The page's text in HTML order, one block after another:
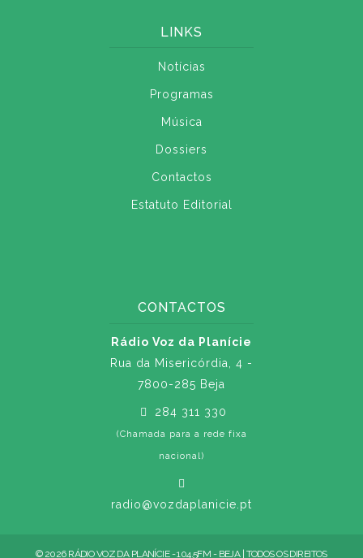
LINKS
Notícias
Programas
Música
Dossiers
Contactos
Estatuto Editorial
CONTACTOS
Rádio Voz da Planície
Rua da Misericórdia, 4 -
7800-285 Beja
284 311 330
(Chamada para a rede fixa
nacional)
radio@vozdaplanicie.pt
© 2026 RÁDIO VOZ DA PLANÍCIE - 104.5FM - BEJA | TODOS OS DIREITOS